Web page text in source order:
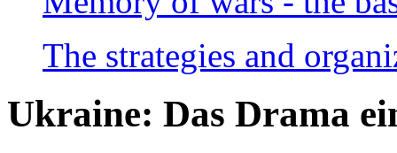
The strategies and
Ukraine: Das Drama